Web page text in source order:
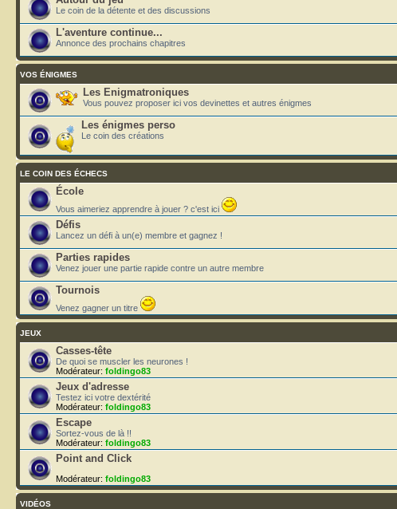
Le coin de la détente et des discussions
L'aventure continue...
Annonce des prochains chapitres
VOS ÉNIGMES
Les Enigmatroniques
Vous pouvez proposer ici vos devinettes et autres énigmes
Les énigmes perso
Le coin des créations
LE COIN DES ÉCHECS
École
Vous aimeriez apprendre à jouer ? c'est ici
Défis
Lancez un défi à un(e) membre et gagnez !
Parties rapides
Venez jouer une partie rapide contre un autre membre
Tournois
Venez gagner un titre
JEUX
Casses-tête
De quoi se muscler les neurones !
Modérateur: foldingo83
Jeux d'adresse
Testez ici votre dextérité
Modérateur: foldingo83
Escape
Sortez-vous de là !!
Modérateur: foldingo83
Point and Click
Modérateur: foldingo83
VIDÉOS